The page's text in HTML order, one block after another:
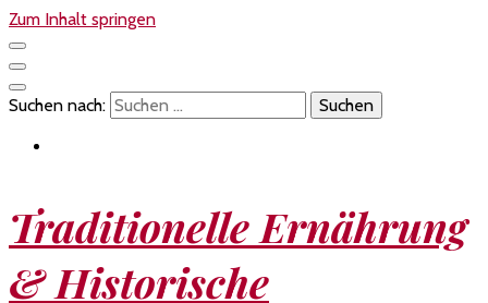
Zum Inhalt springen
Suchen nach:
Traditionelle Ernährung
& Historische